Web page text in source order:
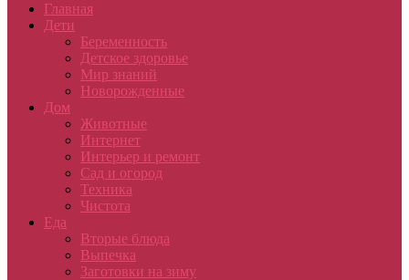
Главная
Дети
Беременность
Детское здоровье
Мир знаний
Новорожденные
Дом
Животные
Интернет
Интерьер и ремонт
Сад и огород
Техника
Чистота
Еда
Вторые блюда
Выпечка
Заготовки на зиму